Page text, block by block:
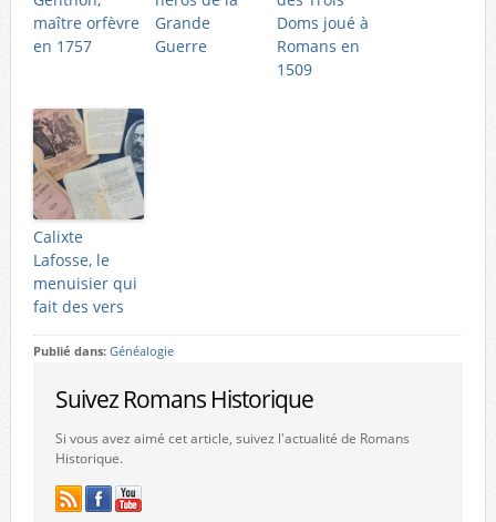
maître orfèvre
en 1757
Grande
Guerre
Doms joué à
Romans en
1509
Calixte
Lafosse, le
menuisier qui
fait des vers
Publié dans: Généalogie
Suivez Romans Historique
Si vous avez aimé cet article, suivez l'actualité de Romans
Historique.